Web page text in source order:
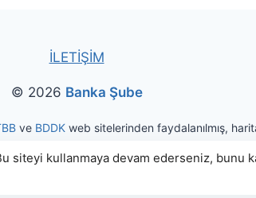
İLETİŞİM
© 2026 Banka Şube
ve BDDK web sitelerinden faydalanılmış,
Koşulları|Gizlilik ve Kişisel Veri Politikası
kullanmaya devam ederseniz, bunu